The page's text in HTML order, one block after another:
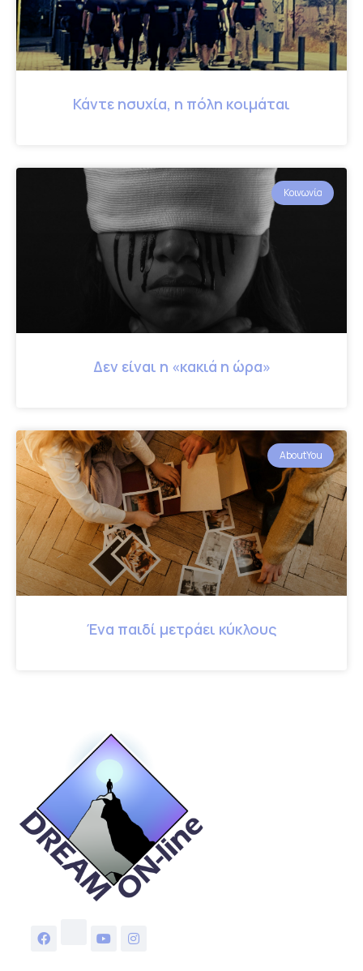
Κάντε ησυχία, η πόλη κοιμάται
Κοινωνία
Δεν είναι η «κακιά η ώρα»
AboutYou
Ένα παιδί μετράει κύκλους